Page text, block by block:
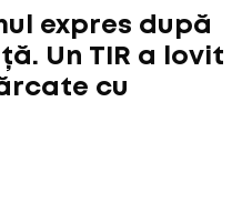
expres după
Un TIR a lovit
cu